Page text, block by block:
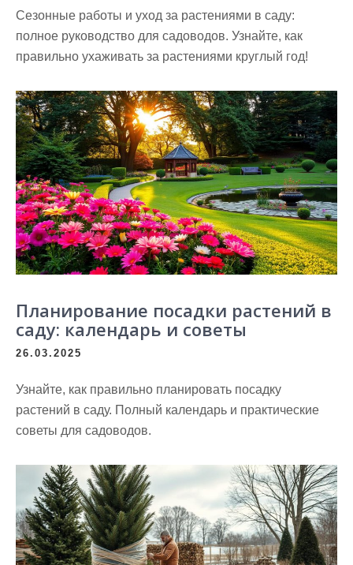
Сезонные работы и уход за растениями в саду:
полное руководство для садоводов. Узнайте, как
правильно ухаживать за растениями круглый год!
Планирование посадки растений в
саду: календарь и советы
26.03.2025
Узнайте, как правильно планировать посадку
растений в саду. Полный календарь и практические
советы для садоводов.